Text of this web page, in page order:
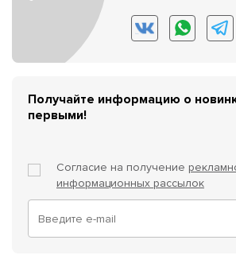
Получайте информацию о
первыми!
Согласие на получение
информационных рассылок